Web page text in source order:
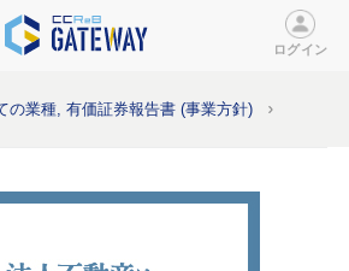
ログイン
の業種, 有価証券報告書 (事業方針)